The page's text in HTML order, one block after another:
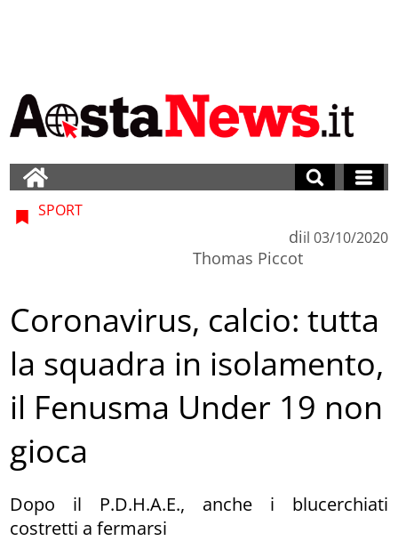
SPORT
di
Thomas Piccot
il 03/10/2020
Coronavirus, calcio: tutta
la squadra in isolamento,
il Fenusma Under 19 non
gioca
Dopo il P.D.H.A.E., anche i blucerchiati
costretti a fermarsi